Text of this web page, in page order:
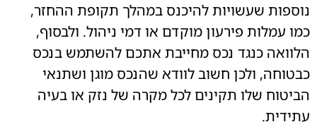
נוספות שעשויות להיכנס במהלך תקופת ההחזר,
כמו עמלות פירעון מוקדם או דמי ניהול. ולבסוף,
הלוואה כנגד נכס מחייבת אתכם להשתמש בנכס
כבטוחה, ולכן חשוב לוודא שהנכס מוגן ושתנאי
הביטוח שלו תקינים לכל מקרה של נזק או בעיה
עתידית.